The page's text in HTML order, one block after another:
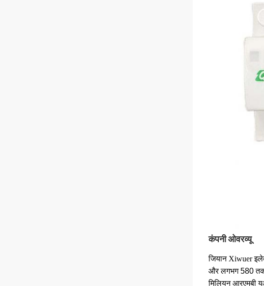
कंपनी ओवरव्यू
जियान Xiwuer
और लगभग 580
मिलियन आरएमबी